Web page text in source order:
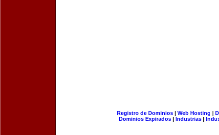
Registro de Dominios| Web Hosting |
Dominios Expirados | Industrias |